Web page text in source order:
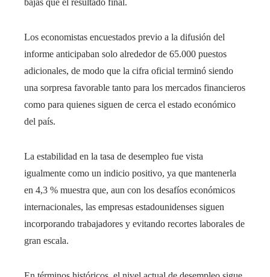
bajas que el resultado final.
Los economistas encuestados previo a la difusión del
informe anticipaban solo alrededor de 65.000 puestos
adicionales, de modo que la cifra oficial terminó siendo
una sorpresa favorable tanto para los mercados financieros
como para quienes siguen de cerca el estado económico
del país.
La estabilidad en la tasa de desempleo fue vista
igualmente como un indicio positivo, ya que mantenerla
en 4,3 % muestra que, aun con los desafíos económicos
internacionales, las empresas estadounidenses siguen
incorporando trabajadores y evitando recortes laborales de
gran escala.